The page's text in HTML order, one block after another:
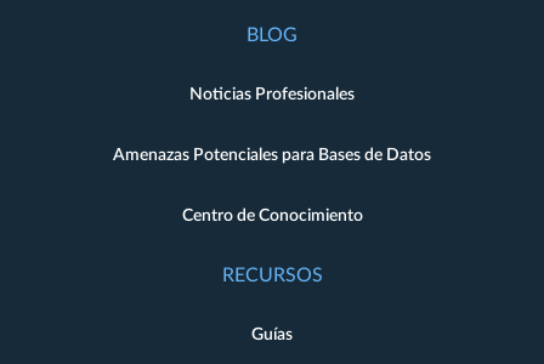
BLOG
Noticias Profesionales
Amenazas Potenciales para Bases de Datos
Centro de Conocimiento
RECURSOS
Guías